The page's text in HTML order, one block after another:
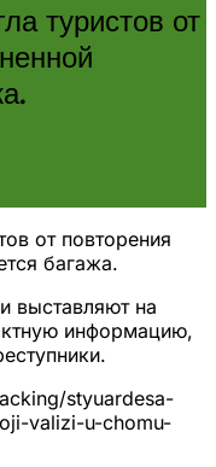
туристов от
от повторения
багажа.
выставляют на
информацию,
styuardesa-
valizi-u-chomu-